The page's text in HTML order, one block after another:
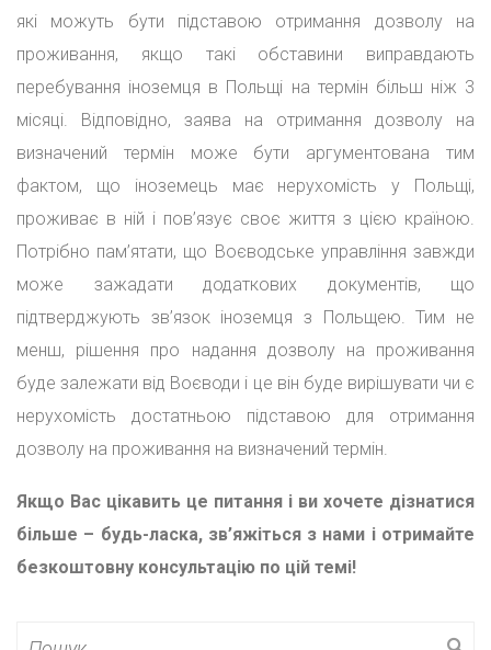
які можуть бути підставою отримання дозволу на
проживання, якщо такі обставини виправдають
перебування іноземця в Польщі на термін більш ніж 3
місяці. Відповідно, заява на отримання дозволу на
визначений термін може бути аргументована тим
фактом, що іноземець має нерухомість у Польщі,
проживає в ній і пов’язує своє життя з цією країною.
Потрібно пам’ятати, що Воєводське управління завжди
може зажадати додаткових документів, що
підтверджують зв’язок іноземця з Польщею. Тим не
менш, рішення про надання дозволу на проживання
буде залежати від Воєводи і це він буде вирішувати чи є
нерухомість достатньою підставою для отримання
дозволу на проживання на визначений термін.
Якщо Вас цікавить це питання і ви хочете дізнатися
більше – будь-ласка, зв’яжіться з нами і отримайте
безкоштовну консультацію по цій темі!